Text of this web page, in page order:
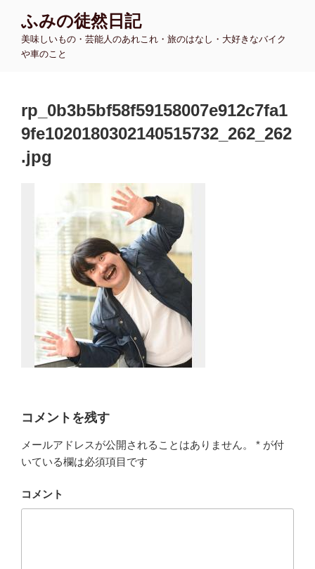
ふみの徒然日記
美味しいもの・芸能人のあれこれ・旅のはなし・大好きなバイク
や車のこと
rp_0b3b5bf58f59158007e912c7fa1
9fe1020180302140515732_262_262
.jpg
コメントを残す
メールアドレスが公開されることはありません。 * が付
いている欄は必須項目です
コメント